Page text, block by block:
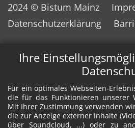
Ihre
Für ein optimales Webseiten-
die für das Funktionieren unserer
Mit Ihrer Zustimmung verwenden
die zur Anzeige externer Inhalte
über Soundcloud, ...) oder zu
2024 © Bistum Mainz
Datenschutzerklärung